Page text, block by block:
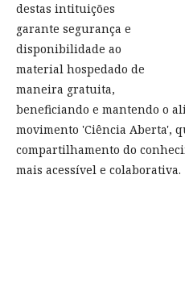
destas intituições
garante segurança e
disponibilidade ao
material hospedado de
maneira gratuita,
beneficiando e mantendo o
movimento 'Ciência Aberta',
compartilhamento do
mais acessível e colaborativa.